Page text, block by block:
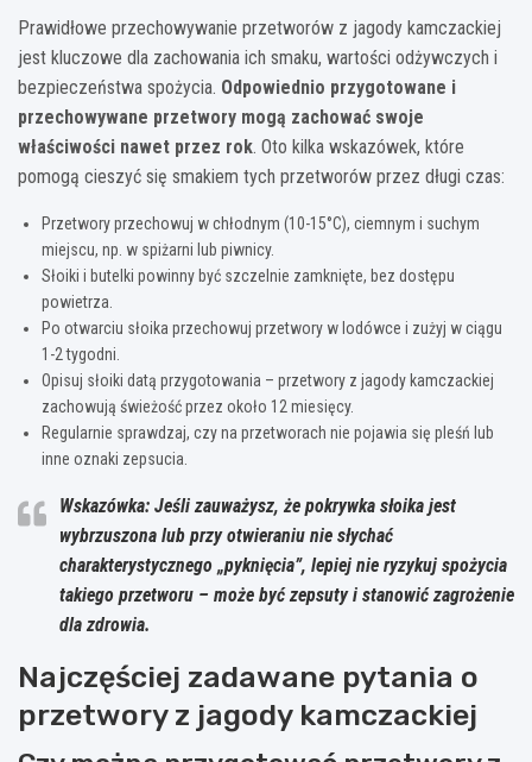
Prawidłowe przechowywanie przetworów z jagody kamczackiej
jest kluczowe dla zachowania ich smaku, wartości odżywczych i
bezpieczeństwa spożycia. Odpowiednio przygotowane i
przechowywane przetwory mogą zachować swoje
właściwości nawet przez rok. Oto kilka wskazówek, które
pomogą cieszyć się smakiem tych przetworów przez długi czas:
Przetwory przechowuj w chłodnym (10-15°C), ciemnym i suchym
miejscu, np. w spiżarni lub piwnicy.
Słoiki i butelki powinny być szczelnie zamknięte, bez dostępu
powietrza.
Po otwarciu słoika przechowuj przetwory w lodówce i zużyj w ciągu
1-2 tygodni.
Opisuj słoiki datą przygotowania – przetwory z jagody kamczackiej
zachowują świeżość przez około 12 miesięcy.
Regularnie sprawdzaj, czy na przetworach nie pojawia się pleśń lub
inne oznaki zepsucia.
Wskazówka: Jeśli zauważysz, że pokrywka słoika jest
wybrzuszona lub przy otwieraniu nie słychać
charakterystycznego „pyknięcia”, lepiej nie ryzykuj spożycia
takiego przetworu – może być zepsuty i stanowić zagrożenie
dla zdrowia.
Najczęściej zadawane pytania o
przetwory z jagody kamczackiej